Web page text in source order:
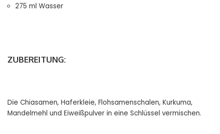
275 ml Wasser
ZUBEREITUNG:
Die Chiasamen, Haferkleie, Flohsamenschalen, Kurkuma,
Mandelmehl und Eiweißpulver in eine Schlüssel vermischen.